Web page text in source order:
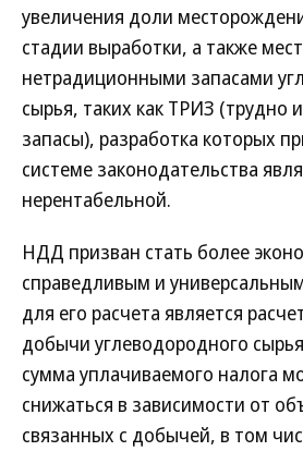
увеличения доли
стадии выработки, а также
нетрадиционными запасами
сырья, таких как ТРИЗ (трудно
запасы), разработка которых
системе законодательства
нерентабельной.
НДД призван стать более
справедливым и
для его расчета является
добычи углеводородного
сумма уплачиваемого налога
снижаться в зависимости от
связанных с добычей, в том